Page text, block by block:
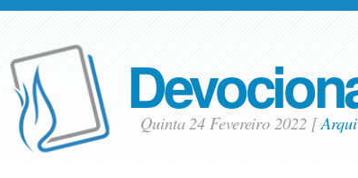
Quinta 24 Fevereiro 2022 [